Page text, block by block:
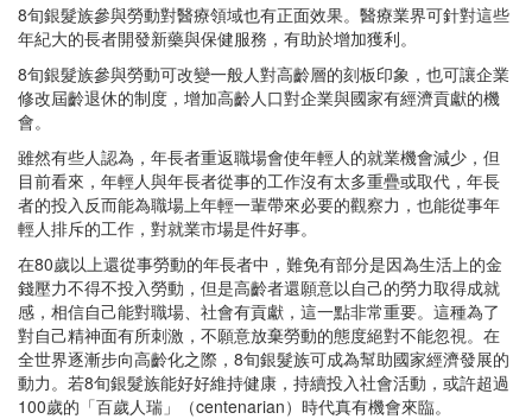
8旬銀髮族參與勞動對醫療領域也有正面效果。醫療業界可針對這些
年紀大的長者開發新藥與保健服務，有助於增加獲利。
8旬銀髮族參與勞動可改變一般人對高齡層的刻板印象，也可讓企業
修改屆齡退休的制度，增加高齡人口對企業與國家有經濟貢獻的機
會。
雖然有些人認為，年長者重返職場會使年輕人的就業機會減少，但
目前看來，年輕人與年長者從事的工作沒有太多重疊或取代，年長
者的投入反而能為職場上年輕一輩帶來必要的觀察力，也能從事年
輕人排斥的工作，對就業市場是件好事。
在80歲以上還從事勞動的年長者中，難免有部分是因為生活上的金
錢壓力不得不投入勞動，但是高齡者還願意以自己的勞力取得成就
感，相信自己能對職場、社會有貢獻，這一點非常重要。這種為了
對自己精神面有所刺激，不願意放棄勞動的態度絕對不能忽視。在
全世界逐漸步向高齡化之際，8旬銀髮族可成為幫助國家經濟發展的
動力。若8旬銀髮族能好好維持健康，持續投入社會活動，或許超過
100歲的「百歲人瑞」（centenarian）時代真有機會來臨。